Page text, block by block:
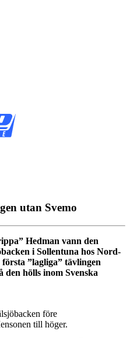
utan Svemo
Hedman vann den
i Sollentuna hos Nord-
”lagliga” tävlingen
den hölls inom Svenska
före
till höger.